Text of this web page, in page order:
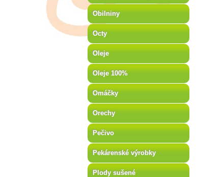
Obilniny
Octy
Oleje
Oleje 100%
Omáčky
Orechy
Pečivo
Pekárenské výrobky
Plody sušené